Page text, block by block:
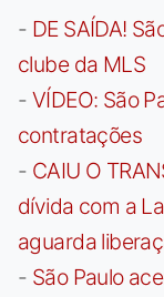
- DE SAÍDA!
clube da MLS
- VÍDEO: São
contratações
- CAIU O
dívida com a
aguarda
- São Paulo